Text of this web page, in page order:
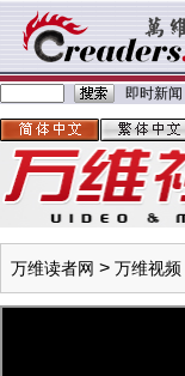
即时新闻
万维读者网 > 万维视频